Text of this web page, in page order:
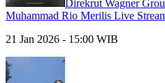
Direkrut Wagner
Muhammad Rio Merilis Live
21 Jan 2026 - 15:00 WIB